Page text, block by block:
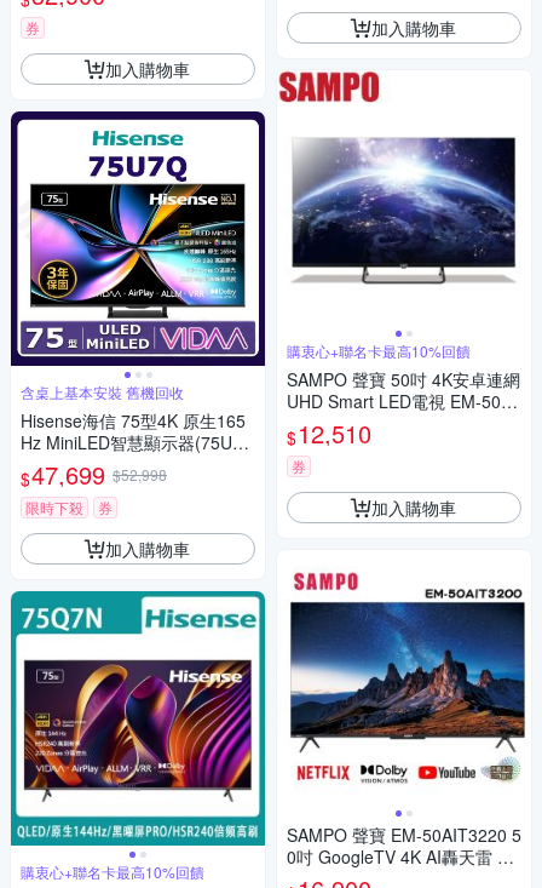
320】
券
加入購物車
含桌上基本安裝 舊機回收
Hisense海信 75型4K 原生165
Hz MiniLED智慧顯示器(75U7
Q)
$47,699 $52,998
限時下殺
券
加入購物車
購衷心+聯名卡最高10%回饋
加入購物車
購衷心+聯名卡最高10%回饋
SAMPO 聲寶 50吋 4K安卓連網
UHD Smart LED電視 EM-50K
D620 - 含基本安裝+舊機回收
$12,510
券
加入購物車
SAMPO 聲寶 EM-50AIT3220 5
0吋 GoogleTV 4K AI轟天雷 12
0Hz 液晶顯示器【含視訊盒MT-